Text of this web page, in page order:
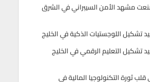
صنعت مشهد الأمن السيبراني في الشرق
تشكيل التعليم الرقمي في الخليج
قلب ثورة التكنولوجيا المالية في